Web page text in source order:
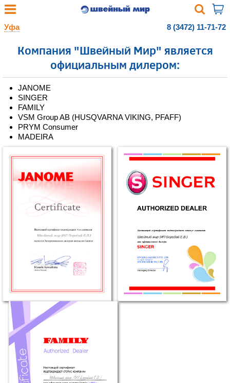
Уфа 8 (3472) 11-71-72
Компания "Швейный Мир" является
официальным дилером:
JANOME
SINGER
FAMILY
VSM Group AB (HUSQVARNA VIKING, PFAFF)
PRYM Consumer
MADEIRA